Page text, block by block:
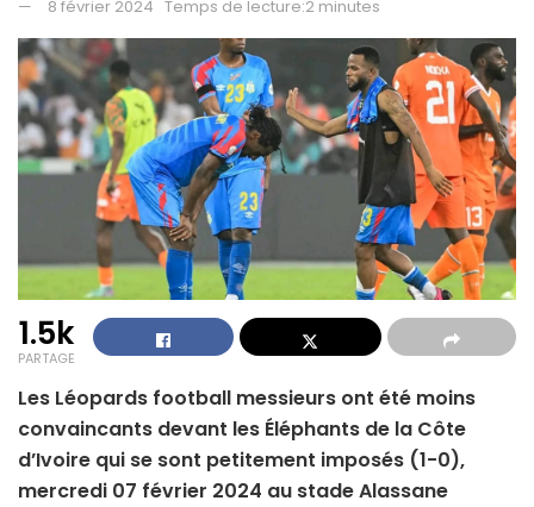
8 février 2024 Temps de lecture:2 minutes
1.5k
PARTAGE
Les Léopards football messieurs ont été moins
convaincants devant les Éléphants de la Côte
d’Ivoire qui se sont petitement imposés (1-0),
mercredi 07 février 2024 au stade Alassane